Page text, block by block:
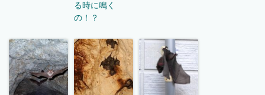
る時に鳴く
の！？